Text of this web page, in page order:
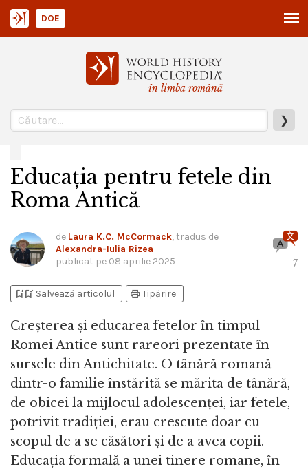
în limba română
❯
DOE
Educația pentru fetele din
Roma Antică
de Laura K.C. McCormack, tradus de
Alexandra-Iulia Rizea
publicat pe 08 aprilie 2025 7
bookmark_addbookmark_added Salvează articolul printTipărire
Creșterea și educarea fetelor în timpul
Romei Antice sunt rareori prezentate în
sursele din Antichitate. O tânără romană
dintr-o familie înstărită se mărita de tânără,
de obicei la mijlocul adolescenței, iar fetele,
potrivit tradiției, erau crescute doar cu
scopul de a se căsători și de a avea copii.
Educația formală a unei tinere romane, în